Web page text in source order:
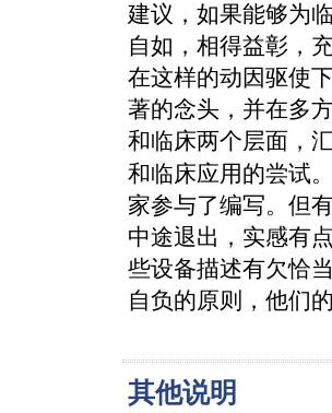
建议，如果能够为
自如，相得益彰，
在这样的动因驱使
著的念头，并在多
和临床两个层面，
和临床应用的尝试
家参与了编写。但
中途退出，实感有
些设备描述有欠恰
自负的原则，他们
其他说明